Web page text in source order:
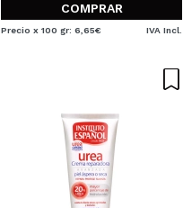
COMPRAR
Precio x 100 gr: 6,65€ IVA Incl.